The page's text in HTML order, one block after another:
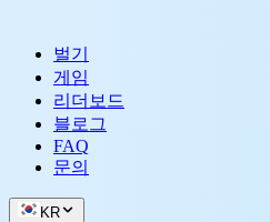
벌기
게임
리더보드
블로그
FAQ
문의
KR